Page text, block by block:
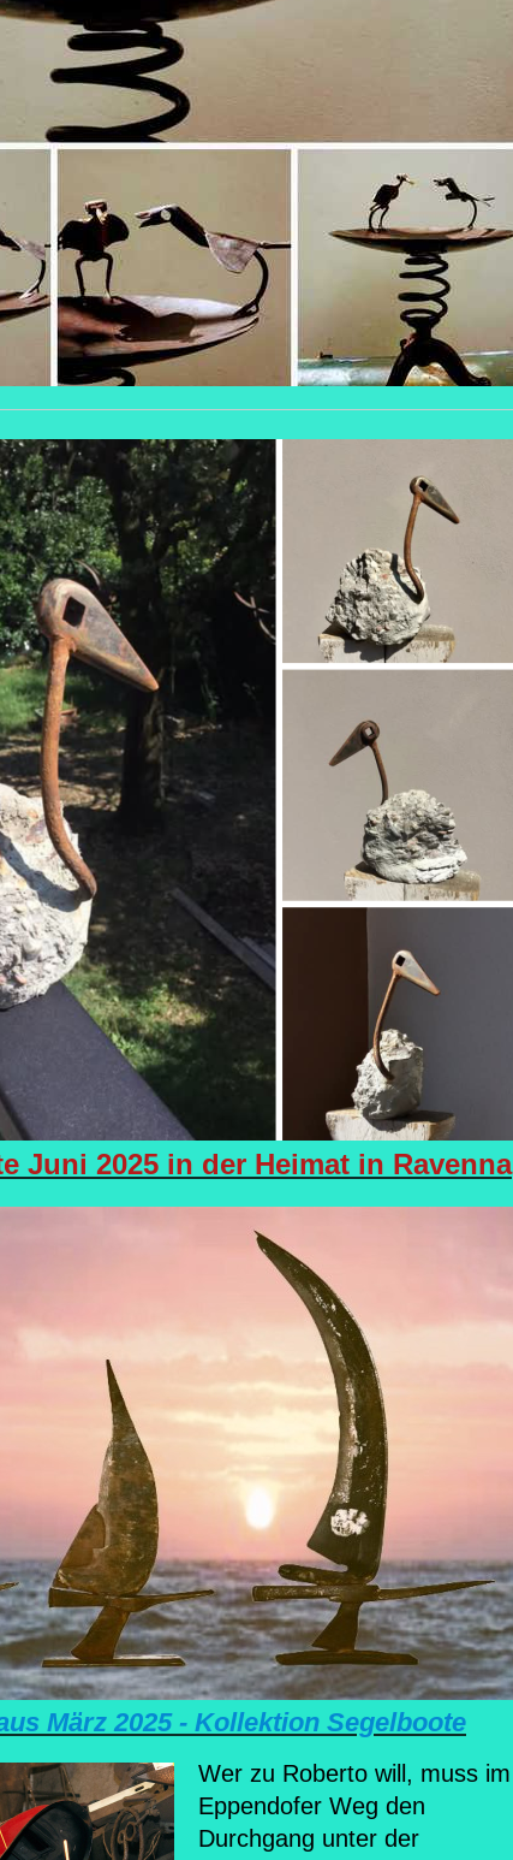
Juni 2025 in der Heimat in Ravenna
März 2025 - Kollektion Segelboote
Wer zu Roberto will, muss im
Eppendofer Weg den
Durchgang unter der